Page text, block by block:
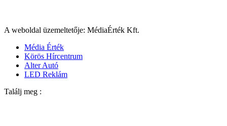
A weboldal üzemeltetője: MédiaÉrték Kft.
Média Érték
Körös Hírcentrum
Alter Autó
LED Reklám
Találj meg :